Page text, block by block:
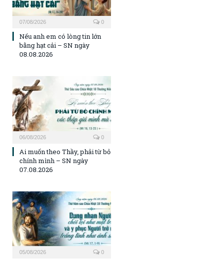
07/08/2026 0
Nếu anh em có lòng tin lớn
bằng hạt cải – SN ngày
08.08.2026
06/08/2026 0
Ai muốn theo Thầy, phải từ bỏ
chính mình – SN ngày
07.08.2026
05/08/2026 0